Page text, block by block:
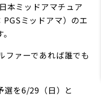
本ミッドアマチュア
ミッドアマ）のエ
ファーであれば誰でも
選を6/29（日）と